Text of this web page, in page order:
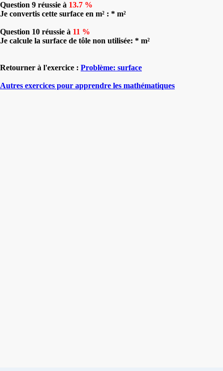
Question 9 réussie à 13.7 %
Je convertis cette surface en m² : * m²
Question 10 réussie à 11 %
Je calcule la surface de tôle non utilisée: * m²
Retourner à l'exercice : Problème: surface
Autres exercices pour apprendre les mathématiques